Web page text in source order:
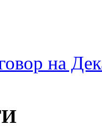
на